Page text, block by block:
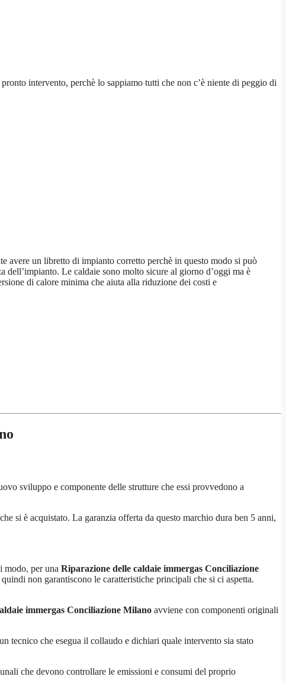
intervento, perchè lo sappiamo tutti che non c’è niente di peggio di
avere un libretto di impianto corretto perchè in questo modo si può
dell’impianto. Le caldaie sono molto sicure al giorno d’oggi ma è
di calore minima che aiuta alla riduzione dei costi e
sviluppo e componente delle strutture che essi provvedono a
si è acquistato. La garanzia offerta da questo marchio dura ben 5 anni,
modo, per una Riparazione delle caldaie immergas Conciliazione
non garantiscono le caratteristiche principali che si ci aspetta.
immergas Conciliazione Milano avviene con componenti originali
tecnico che esegua il collaudo e dichiari quale intervento sia stato
che devono controllare le emissioni e consumi del proprio